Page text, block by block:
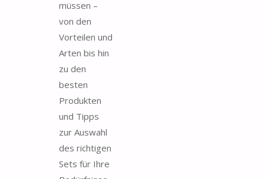
müssen –
von den
Vorteilen und
Arten bis hin
zu den
besten
Produkten
und Tipps
zur Auswahl
des richtigen
Sets für Ihre